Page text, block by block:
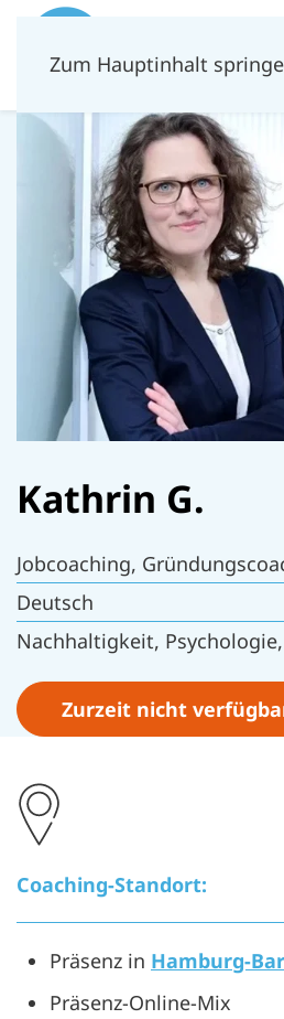
Zum Hauptinhalt
Kathrin G.
Jobcoaching,
Deutsch
Nachhaltigkeit,
Zurzeit nicht
Coaching-Standort:
Präsenz in Hamburg-
Präsenz-Online-Mix